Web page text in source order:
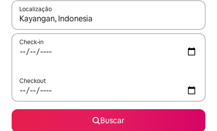
Localização
Quando os resultados estiverem disponíveis, explore-os
Check-in
Checkout
Buscar